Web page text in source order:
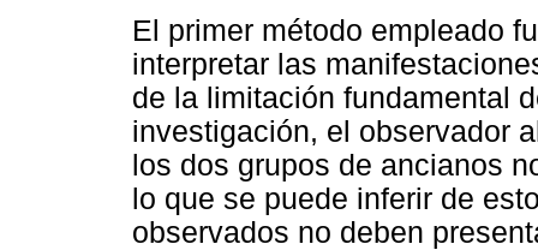
El primer método empleado
interpretar las
de la limitación fundamental
investigación, el observador
los dos grupos de ancianos
lo que se puede inferir de
observados no deben